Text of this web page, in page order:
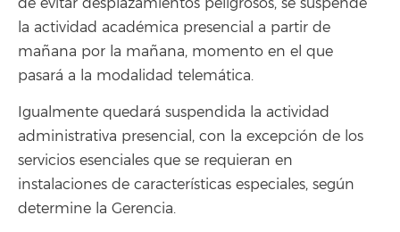
de evitar desplazamientos peligrosos, se suspende
la actividad académica presencial a partir de
mañana por la mañana, momento en el que
pasará a la modalidad telemática.
Igualmente quedará suspendida la actividad
administrativa presencial, con la excepción de los
servicios esenciales que se requieran en
instalaciones de características especiales, según
determine la Gerencia.